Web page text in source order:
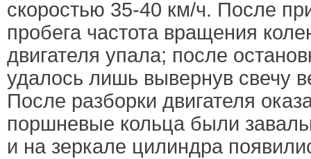
скоростью 35-40 км/ч. После
пробега частота вращения
двигателя упала; после
удалось лишь вывернув свечу
После разборки двигателя
поршневые кольца были
и на зеркале цилиндра